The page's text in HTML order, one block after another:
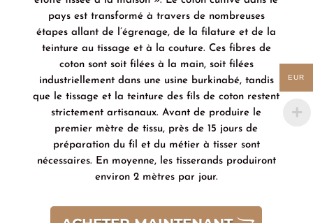
pays est transformé à travers de nombreuses
étapes allant de l’égrenage, de la filature et de la
teinture au tissage et à la couture. Ces fibres de
coton sont soit filées à la main, soit filées
industriellement dans une usine burkinabé, tandis
que le tissage et la teinture des fils de coton restent
strictement artisanaux. Avant de produire le
premier mètre de tissu, près de 15 jours de
préparation du fil et du métier à tisser sont
nécessaires. En moyenne, les tisserands produiront
environ 2 mètres par jour.
EUR